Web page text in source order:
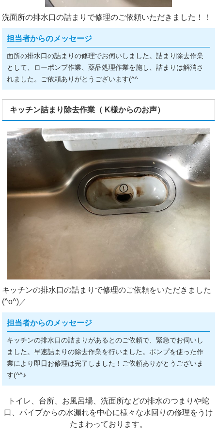
洗面所の排水口の詰まりで修理のご依頼いただきました！！
担当者からのメッセージ
面所の排水口の詰まりの修理でお伺いしました。詰まり除去作業
として、ローポンプ作業、薬品処理作業を施し、詰まりは解消さ
れました。ご依頼ありがとうございます(^^ゞ
キッチン詰まり除去作業（ K様からのお声）
キッチンの排水口の詰まりで修理のご依頼をいただきました
(^o^)／
担当者からのメッセージ
キッチンの排水口の詰まりがあるとのご依頼で、緊急でお伺いし
ました。早速詰まりの除去作業を行いました。ポンプを使った作
業により即日お修理は完了しました！ご依頼ありがとうございま
す(^^♪
トイレ、台所、お風呂場、洗面所などの排水のつまりや蛇
口、パイプからの水漏れを中心に様々な水回りの修理をうけ
たまわっております。